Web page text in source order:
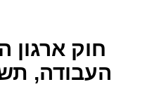
חוק ארגון
העבודה,